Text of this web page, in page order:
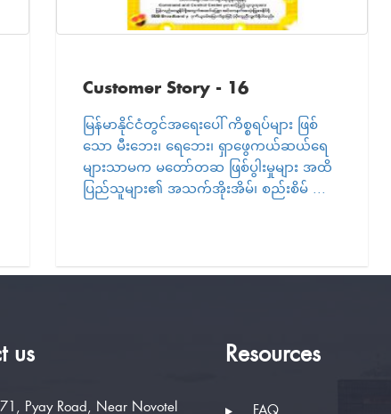
Customer Story - 16
မြန်မာနိုင်ငံတွင်အရေးပေါ် ကိစ္စရပ်များ ဖြစ်
သော မီးဘေး၊ ရေဘေး၊ ရှာဖွေကယ်ဆယ်ရေ
များသာမက မတော်တဆ ဖြစ်ပွါးမှုများ အထိ
ပြည်သူများ၏ အသက်အိုးအိမ်၊ စည်းစိမ် ...
us
Pyay Road, Near Novotel
Resources
FAQ